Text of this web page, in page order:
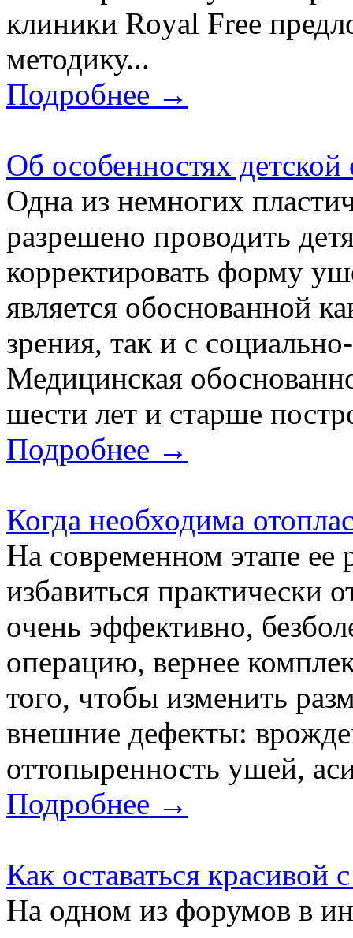
клиники Royal Free
методику...
Подробнее →
Об особенностях детской
Одна из немногих
разрешено проводить
корректировать форму
является обоснованной
зрения, так и с
Медицинская
шести лет и старше
Подробнее →
Когда необходима
На современном этапе ее
избавиться практически
очень эффективно,
операцию, вернее
того, чтобы изменить
внешние дефекты:
оттопыренность ушей,
Подробнее →
Как оставаться красивой
На одном из форумов в